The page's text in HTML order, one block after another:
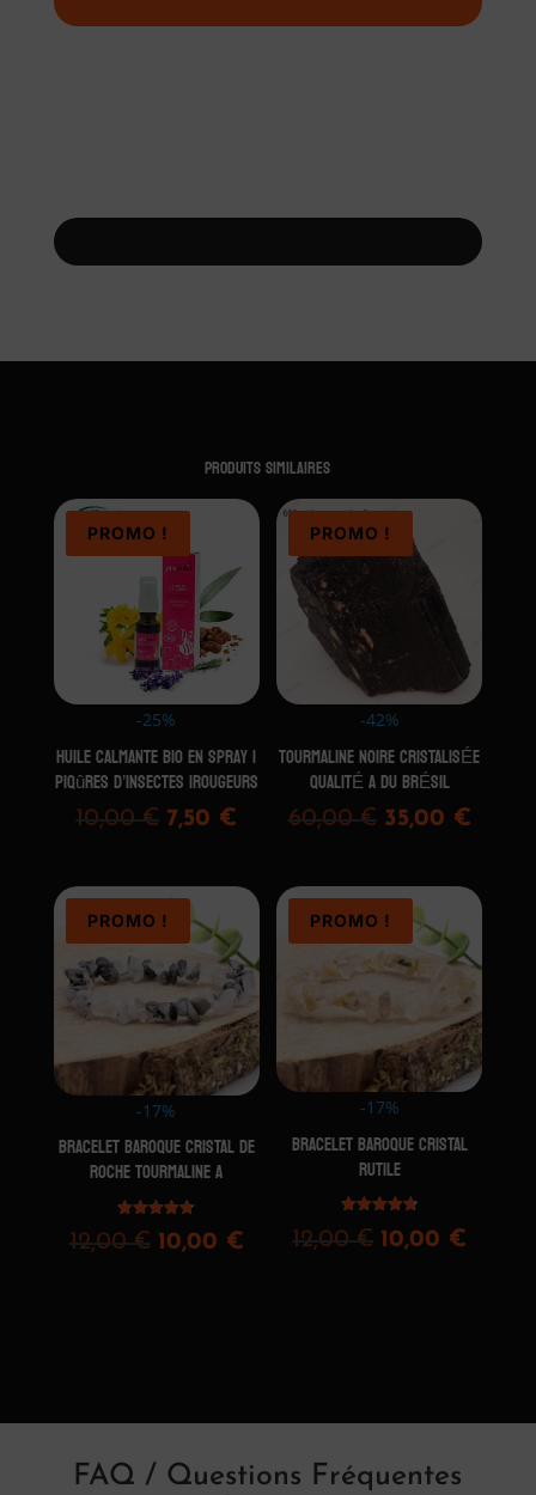
Produits similaires
PROMO !
-25%
Huile calmante Bio en spray |
Piqûres d’insectes |Rougeurs
10,00 € Le
initial
était :
10,00 €.
7,50 €
actuel
est :
7,50 €.
PROMO !
-42%
TOURMALINE NOIRE CRISTALISÉE
QUALITÉ A DU BRÉSIL
60,00 € Le
initial
était :
60,00 €.
35,00 €Le
est :
PROMO !
-17%
BRACELET BAROQUE CRISTAL DE
ROCHE TOURMALINE A
Note
4.75
12,00 € Le
10,00 €Le
PROMO !
-17%
BRACELET BAROQUE CRISTAL
RUTILE
4.75
12,00 € Le
10,00 €
FAQ / Questions Fréquentes